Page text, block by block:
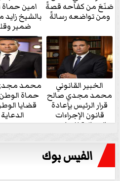
صَنَعَ من كفاحه قصةً
ومن تواضعه رسالةً
امين
بالشيخ
ضمير
الخبير القانوني
محمد مجدي صالح
قرار الرئيس بإعادة
قانون الإجراءات
الجنائية للنواب...
محمد
حماة
قضايا
الفيس بوك